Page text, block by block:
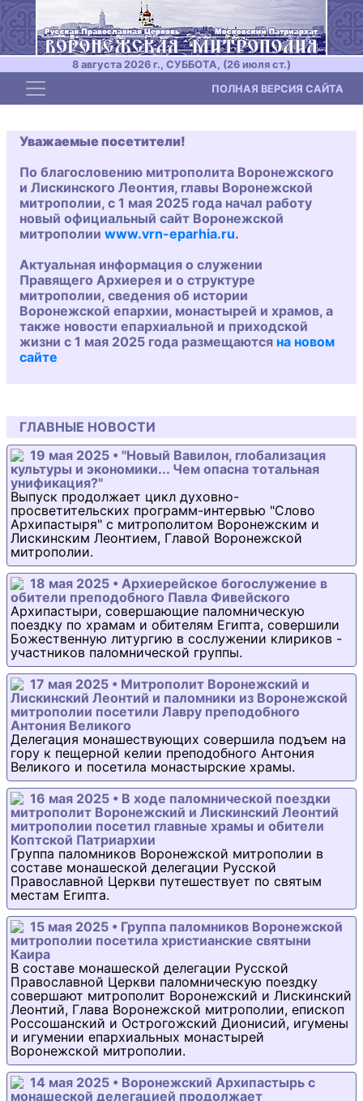
8 августа 2026 г., СУББОТА, (26 июля ст.)
Toggle navigation ПОЛНАЯ ВЕРСИЯ САЙТА
Уважаемые посетители!
По благословению митрополита Воронежского
и Лискинского Леонтия, главы Воронежской
митрополии, с 1 мая 2025 года начал работу
новый официальный сайт Воронежской
митрополии www.vrn-eparhia.ru.
Актуальная информация о служении
Правящего Архиерея и о структуре
митрополии, сведения об истории
Воронежской епархии, монастырей и храмов, а
также новости епархиальной и приходской
жизни с 1 мая 2025 года размещаются на новом
сайте
ГЛАВНЫЕ НОВОСТИ
19 мая 2025 • "Новый Вавилон, глобализация
культуры и экономики... Чем опасна тотальная
унификация?"
Выпуск продолжает цикл духовно-
просветительских программ-интервью "Слово
Архипастыря" с митрополитом Воронежским и
Лискинским Леонтием, Главой Воронежской
митрополии.
18 мая 2025 • Архиерейское богослужение в
обители преподобного Павла Фивейского
Архипастыри, совершающие паломническую
поездку по храмам и обителям Египта, совершили
Божественную литургию в сослужении клириков -
участников паломнической группы.
17 мая 2025 • Митрополит Воронежский и
Лискинский Леонтий и паломники из Воронежской
митрополии посетили Лавру преподобного
Антония Великого
Делегация монашествующих совершила подъем на
гору к пещерной келии преподобного Антония
Великого и посетила монастырские храмы.
16 мая 2025 • В ходе паломнической поездки
митрополит Воронежский и Лискинский Леонтий
митрополии посетил главные храмы и обители
Коптской Патриархии
Группа паломников Воронежской митрополии в
составе монашеской делегации Русской
Православной Церкви путешествует по святым
местам Египта.
15 мая 2025 • Группа паломников Воронежской
митрополии посетила христианские святыни
Каира
В составе монашеской делегации Русской
Православной Церкви паломническую поездку
совершают митрополит Воронежский и Лискинский
Леонтий, Глава Воронежской митрополии, епископ
Россошанский и Острогожский Дионисий, игумены
и игумении епархиальных монастырей
Воронежской митрополии.
14 мая 2025 • Воронежский Архипастырь с
монашеской делегацией продолжает